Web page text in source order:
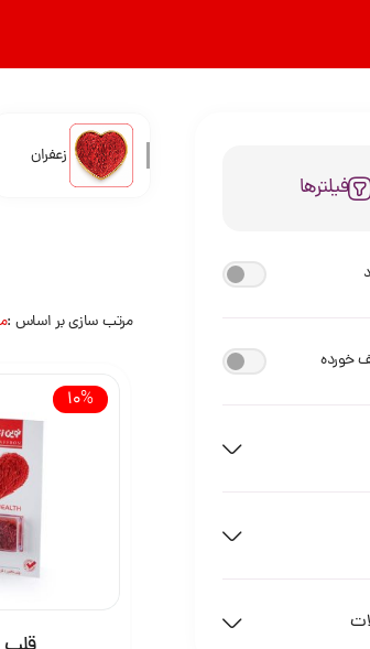
فیلترها
خورده
زعفران
مرتب سازی بر اساس
10%